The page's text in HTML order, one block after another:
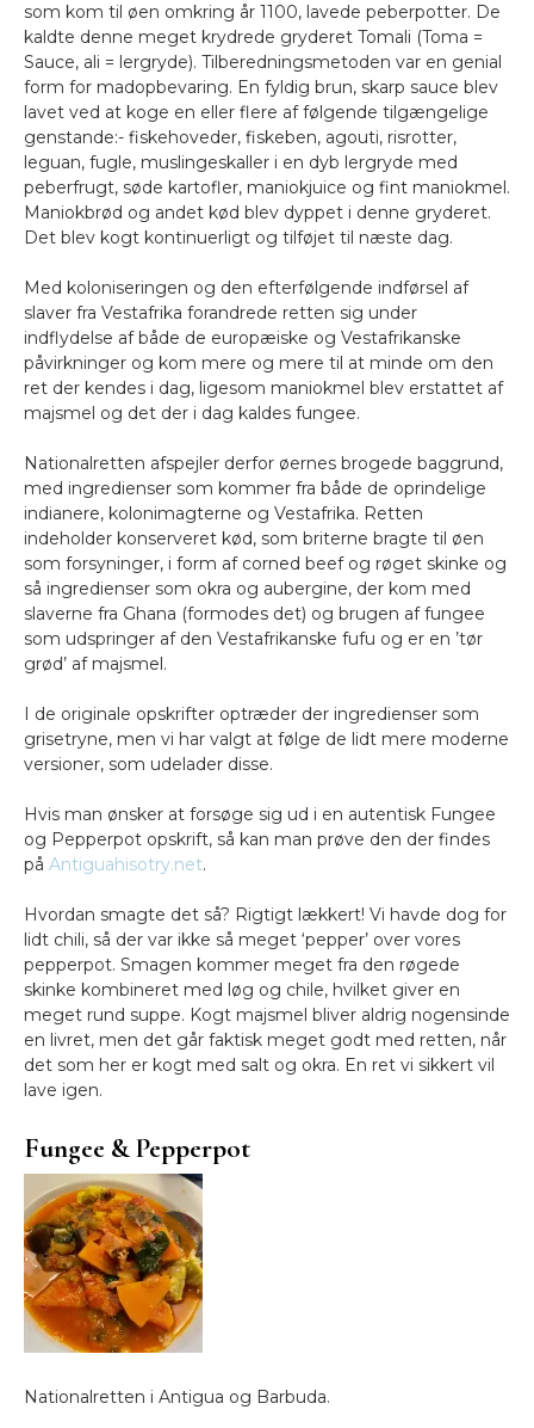
som kom til øen omkring år 1100, lavede peberpotter. De
kaldte denne meget krydrede gryderet Tomali (Toma =
Sauce, ali = lergryde). Tilberedningsmetoden var en genial
form for madopbevaring. En fyldig brun, skarp sauce blev
lavet ved at koge en eller flere af følgende tilgængelige
genstande:- fiskehoveder, fiskeben, agouti, risrotter,
leguan, fugle, muslingeskaller i en dyb lergryde med
peberfrugt, søde kartofler, maniokjuice og fint maniokmel.
Maniokbrød og andet kød blev dyppet i denne gryderet.
Det blev kogt kontinuerligt og tilføjet til næste dag.
Med koloniseringen og den efterfølgende indførsel af
slaver fra Vestafrika forandrede retten sig under
indflydelse af både de europæiske og Vestafrikanske
påvirkninger og kom mere og mere til at minde om den
ret der kendes i dag, ligesom maniokmel blev erstattet af
majsmel og det der i dag kaldes fungee.
Nationalretten afspejler derfor øernes brogede baggrund,
med ingredienser som kommer fra både de oprindelige
indianere, kolonimagterne og Vestafrika. Retten
indeholder konserveret kød, som briterne bragte til øen
som forsyninger, i form af corned beef og røget skinke og
så ingredienser som okra og aubergine, der kom med
slaverne fra Ghana (formodes det) og brugen af fungee
som udspringer af den Vestafrikanske fufu og er en ’tør
grød’ af majsmel.
I de originale opskrifter optræder der ingredienser som
grisetryne, men vi har valgt at følge de lidt mere moderne
versioner, som udelader disse.
Hvis man ønsker at forsøge sig ud i en autentisk Fungee
og Pepperpot opskrift, så kan man prøve den der findes
på Antiguahisotry.net.
Hvordan smagte det så? Rigtigt lækkert! Vi havde dog for
lidt chili, så der var ikke så meget ‘pepper’ over vores
pepperpot. Smagen kommer meget fra den røgede
skinke kombineret med løg og chile, hvilket giver en
meget rund suppe. Kogt majsmel bliver aldrig nogensinde
en livret, men det går faktisk meget godt med retten, når
det som her er kogt med salt og okra. En ret vi sikkert vil
lave igen.
Fungee & Pepperpot
Nationalretten i Antigua og Barbuda.